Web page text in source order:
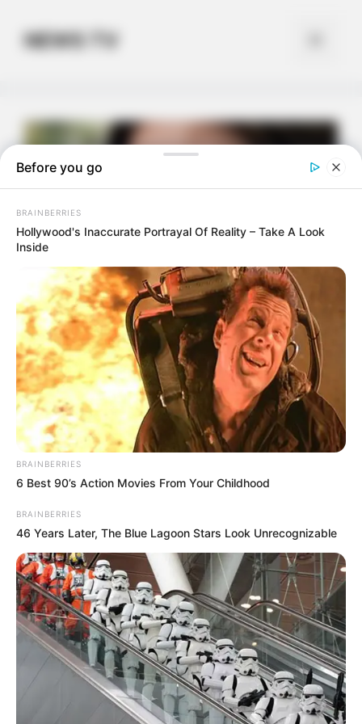
contentNEWS TV
Un Si Grand Soleil
en avance :
Margot, la nouvelle
cible d’Atlan ! … Ce
qui vous attend la
semaine du 18 au
22 mai 2026
[SPOILERS]
Before you go
BRAINBERRIES
Hollywood's Inaccurate Portrayal Of Reality – Take A Look
Inside
BRAINBERRIES
6 Best 90’s Action Movies From Your Childhood
BRAINBERRIES
46 Years Later, The Blue Lagoon Stars Look Unrecognizable